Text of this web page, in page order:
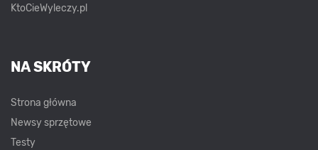
KtoCieWyleczy.pl
NA SKRÓTY
Strona główna
Newsy sprzętowe
Testy